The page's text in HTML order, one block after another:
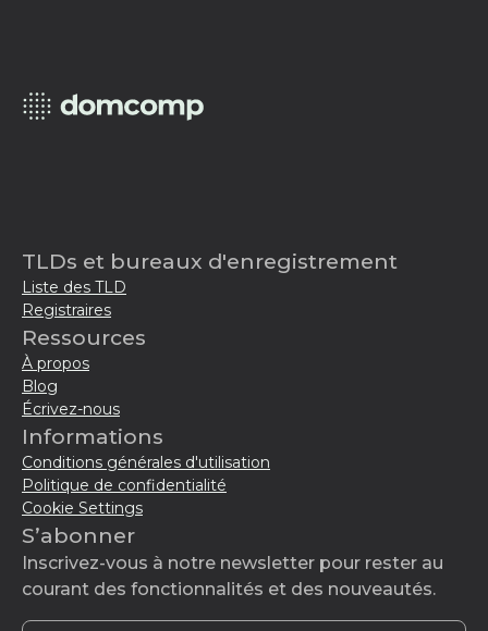
TLDs et bureaux d'enregistrement
Liste des TLD
Registraires
Ressources
À propos
Blog
Écrivez-nous
Informations
Conditions générales d'utilisation
Politique de confidentialité
Cookie Settings
S’abonner
Inscrivez-vous à notre newsletter pour rester au
courant des fonctionnalités et des nouveautés.